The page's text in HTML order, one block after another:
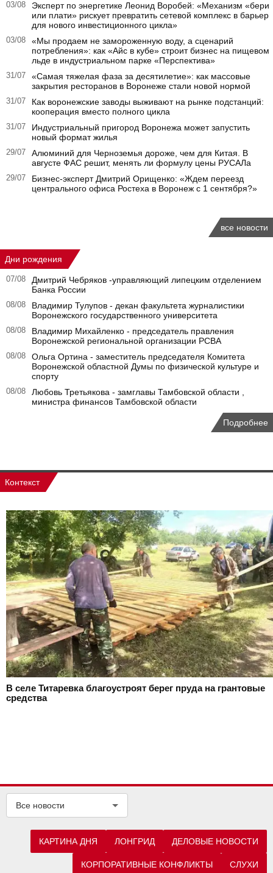
03/08
Эксперт по энергетике Леонид Воробей: «Механизм «бери
или плати» рискует превратить сетевой комплекс в барьер
для нового инвестиционного цикла»
03/08
«Мы продаем не замороженную воду, а сценарий
потребления»: как «Айс в кубе» строит бизнес на пищевом
льде в индустриальном парке «Перспектива»
31/07
«Самая тяжелая фаза за десятилетие»: как массовые
закрытия ресторанов в Воронеже стали новой нормой
31/07
Как воронежские заводы выживают на рынке подстанций:
кооперация вместо полного цикла
31/07
Индустриальный пригород Воронежа может запустить
новый формат жилья
29/07
Алюминий для Черноземья дороже, чем для Китая. В
августе ФАС решит, менять ли формулу цены РУСАЛа
29/07
Бизнес-эксперт Дмитрий Орищенко: «Ждем переезд
центрального офиса Ростеха в Воронеж с 1 сентября?»
все новости
Дни рождения
07/08
Дмитрий Чебряков -управляющий липецким отделением
Банка России
08/08
Владимир Тулупов - декан факультета журналистики
Воронежского государственного университета
08/08
Владимир Михайленко - председатель правления
Воронежской региональной организации РСВА
08/08
Ольга Ортина - заместитель председателя Комитета
Воронежской областной Думы по физической культуре и
спорту
08/08
Любовь Третьякова - замглавы Тамбовской области ,
министра финансов Тамбовской области
Подробнее
Контекст
В селе Титаревка благоустроят берег пруда на грантовые
средства
Все новости
КАРТИНА ДНЯ ЛОНГРИД ДЕЛОВЫЕ НОВОСТИ
КОРПОРАТИВНЫЕ КОНФЛИКТЫ СЛУХИ